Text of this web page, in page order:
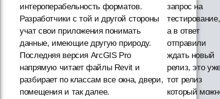
интероперабельность форматов.
Разработчики с той и другой стороны
учат свои приложения понимать
данные, имеющие другую природу.
Последняя версия ArcGIS Pro
напрямую читает файлы Revit и
разбирает по классам все окна, двери,
помещения и так далее.
запрос на
тестирование,
а в ответ
отправили
ждать новый
релиз, это
тот релиз
который